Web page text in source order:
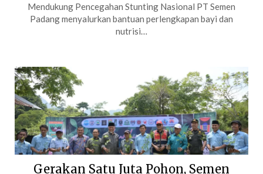
Mendukung Pencegahan Stunting Nasional PT Semen
Padang menyalurkan bantuan perlengkapan bayi dan
nutrisi…
Gerakan Satu Juta Pohon, Semen